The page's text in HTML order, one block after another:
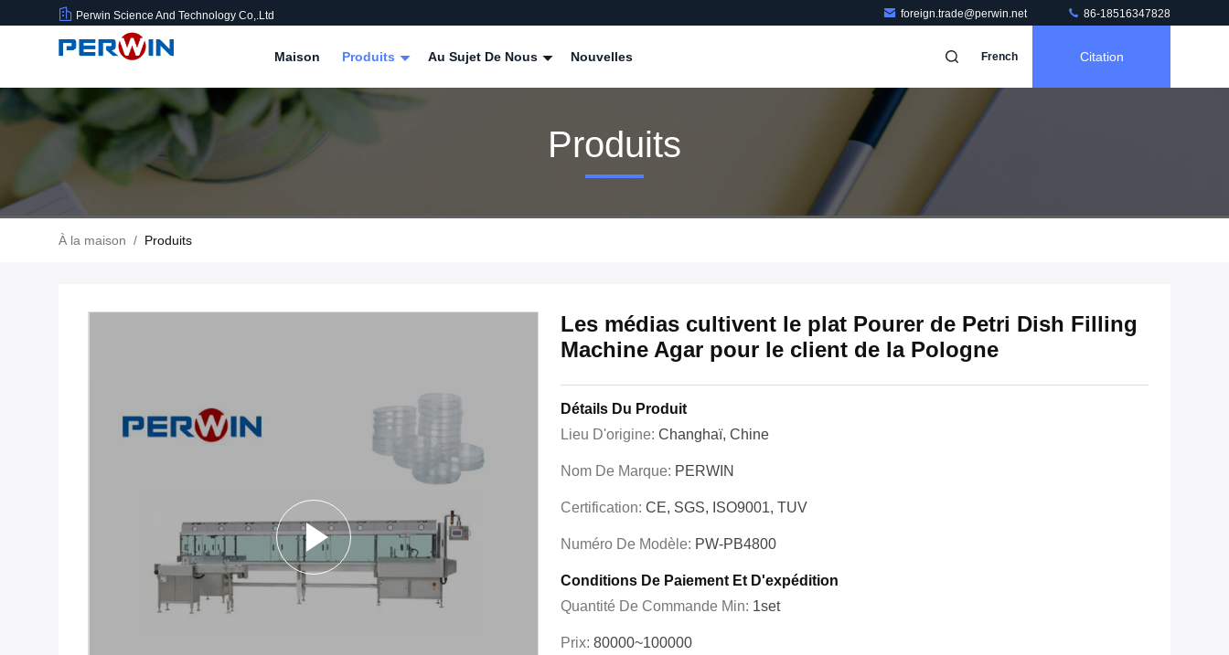
Perwin Science And Technology Co,.Ltd foreign.trade@perwin.net 86-18516347828
Maison Produits Au Sujet De Nous Nouvelles French Citation
Produits
À la maison / Produits
Les médias cultivent le plat Pourer de Petri Dish Filling
Machine Agar pour le client de la Pologne
Détails Du Produit
Lieu D'origine: Changhaï, Chine
Nom De Marque: PERWIN
Certification: CE, SGS, ISO9001, TUV
Numéro De Modèle: PW-PB4800
Conditions De Paiement Et D'expédition
Quantité De Commande Min: 1set
Prix: 80000~100000